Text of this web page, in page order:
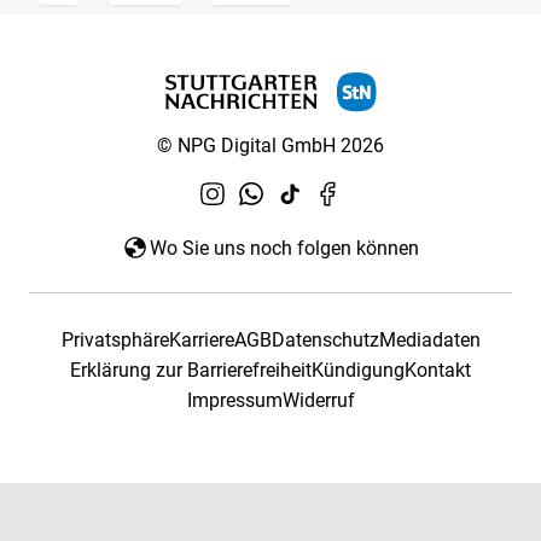
© NPG Digital GmbH 2026
Wo Sie uns noch folgen können
PrivatsphäreKarriereAGBDatenschutzMediadaten
Erklärung zur BarrierefreiheitKündigungKontakt
ImpressumWiderruf